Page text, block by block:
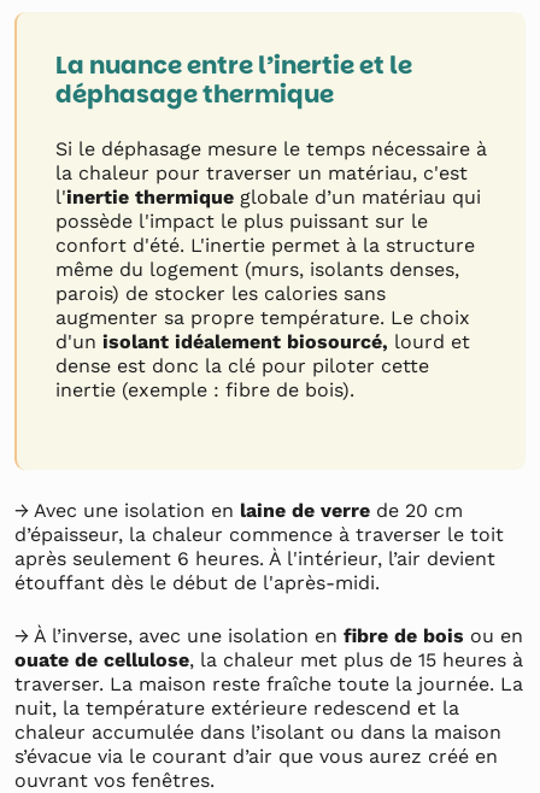
La nuance entre l’inertie et le
déphasage thermique
Si le déphasage mesure le temps nécessaire à
la chaleur pour traverser un matériau, c'est
l'inertie thermique globale d’un matériau qui
possède l'impact le plus puissant sur le
confort d'été. L'inertie permet à la structure
même du logement (murs, isolants denses,
parois) de stocker les calories sans
augmenter sa propre température. Le choix
d'un isolant idéalement biosourcé, lourd et
dense est donc la clé pour piloter cette
inertie (exemple : fibre de bois).
→ Avec une isolation en laine de verre de 20 cm
d’épaisseur, la chaleur commence à traverser le toit
après seulement 6 heures. À l'intérieur, l’air devient
étouffant dès le début de l'après-midi.
→ À l’inverse, avec une isolation en fibre de bois ou en
ouate de cellulose, la chaleur met plus de 15 heures à
traverser. La maison reste fraîche toute la journée. La
nuit, la température extérieure redescend et la
chaleur accumulée dans l’isolant ou dans la maison
s’évacue via le courant d’air que vous aurez créé en
ouvrant vos fenêtres.